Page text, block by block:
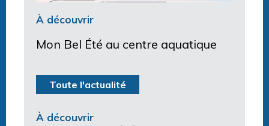
À découvrir
Mon Bel Été au centre aquatique
Toute l'actualité
À découvrir